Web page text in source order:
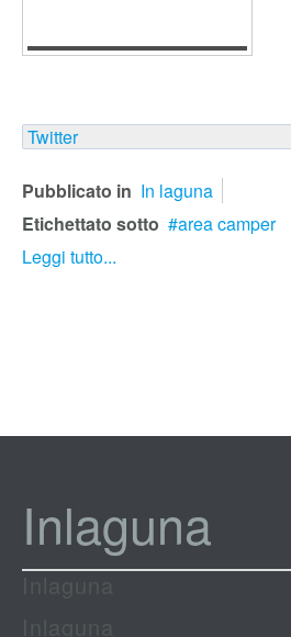
Twitter
Pubblicato in In laguna
Etichettato sotto
area camper
Leggi tutto...
Inlaguna